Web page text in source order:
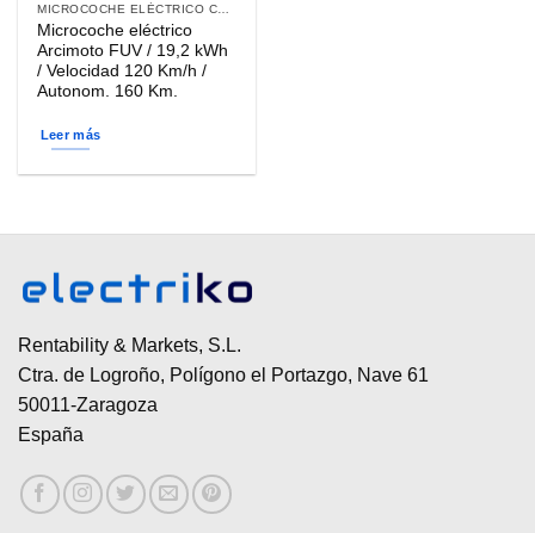
Microcoche eléctrico
Arcimoto FUV / 19,2 kWh
/ Velocidad 120 Km/h /
Autonom. 160 Km.
Leer más
Rentability & Markets, S.L.
Ctra. de Logroño, Polígono el Portazgo, Nave 61
50011-Zaragoza
España